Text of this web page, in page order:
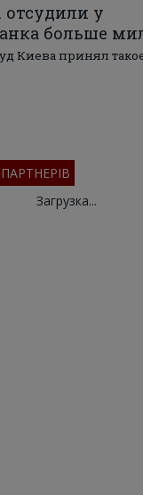
у
больше
Киева принял
Загрузка...